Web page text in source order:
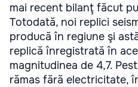
mai recent bilanţ făcut
Totodată, noi replici
producă în regiune şi
replică înregistrată în
magnitudinea de 4,7.
rămas fără electricitate,